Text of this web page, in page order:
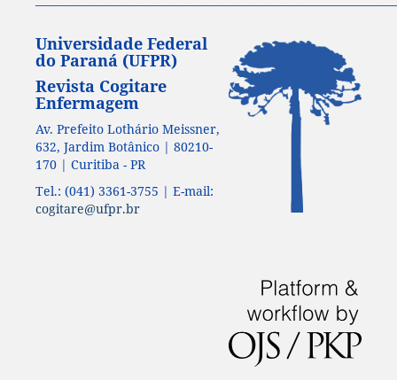
Universidade Federal
do Paraná (UFPR)
Revista Cogitare
Enfermagem
Av. Prefeito Lothário Meissner,
632, Jardim Botânico | 80210-
170 | Curitiba - PR
Tel.: (041) 3361-3755 | E-mail:
cogitare@ufpr.br